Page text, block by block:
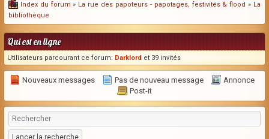
Index du forum » La rue des papoteurs - papotages, festivités & flood » La
bibliothèque
Qui est en ligne
Utilisateurs parcourant ce forum: Darklord et 39 invités
Nouveaux messages Pas de nouveau message
Annonce
Post-it